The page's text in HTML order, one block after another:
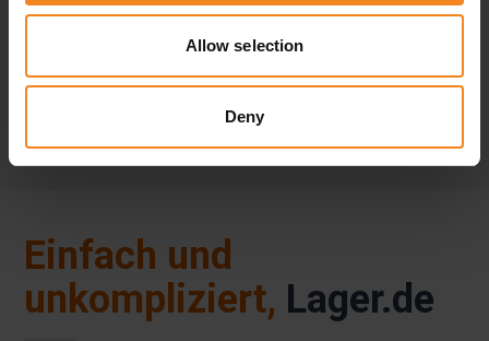
Allow selection
Deny
BERECHNEN
Einfach und
unkompliziert, Lager.de